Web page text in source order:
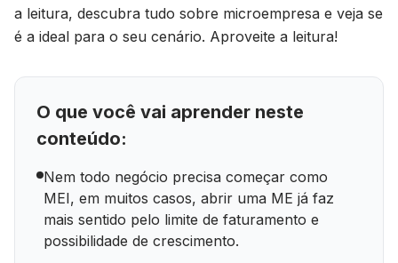
a leitura, descubra tudo sobre microempresa e veja se
é a ideal para o seu cenário. Aproveite a leitura!
O que você vai aprender neste
conteúdo:
Nem todo negócio precisa começar como
MEI, em muitos casos, abrir uma ME já faz
mais sentido pelo limite de faturamento e
possibilidade de crescimento.